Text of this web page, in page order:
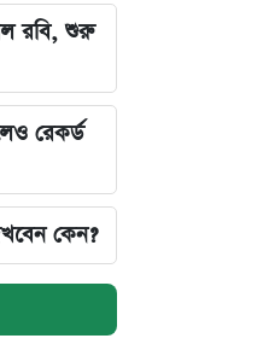
রবি, শুরু
রেকর্ড
কেন?